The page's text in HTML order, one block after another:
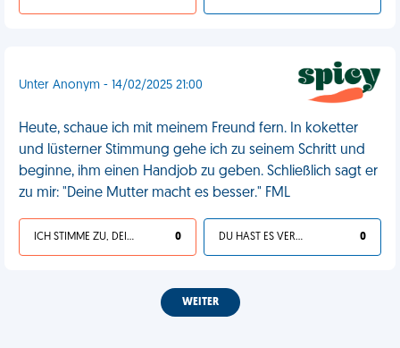
Unter Anonym - 14/02/2025 21:00
Heute, schaue ich mit meinem Freund fern. In koketter
und lüsterner Stimmung gehe ich zu seinem Schritt und
beginne, ihm einen Handjob zu geben. Schließlich sagt er
zu mir: "Deine Mutter macht es besser." FML
ICH STIMME ZU, DEIN LEBEN IST SCHEISSE 0 DU HAST ES VERDIENT 0
WEITER